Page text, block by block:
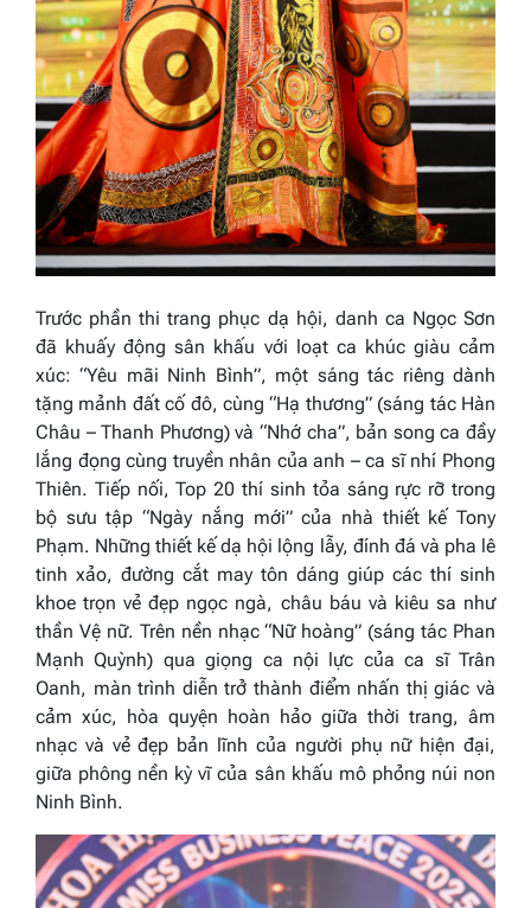
Trước phần thi trang phục dạ hội, danh ca Ngọc Sơn
đã khuấy động sân khấu với loạt ca khúc giàu cảm
xúc:“Yêu mãi Ninh Bình”, một sáng tác riêng dành
tặng mảnh đất cố đô, cùng“Hạ thương”(sáng tác Hàn
Châu – Thanh Phương) và “Nhớ cha”, bản song ca đầy
lắng đọng cùng truyền nhân của anh – ca sĩ nhí Phong
Thiên. Tiếp nối, Top 20 thí sinh tỏa sáng rực rỡ trong
bộ sưu tập“Ngày nắng mới”của nhà thiết kế Tony
Phạm. Những thiết kế dạ hội lộng lẫy, đính đá và pha lê
tinh xảo, đường cắt may tôn dáng giúp các thí sinh
khoe trọn vẻ đẹp ngọc ngà, châu báu và kiêu sa như
thần Vệ nữ. Trên nền nhạc“Nữ hoàng” (sáng tác Phan
Mạnh Quỳnh) qua giọng ca nội lực của ca sĩ Trân
Oanh, màn trình diễn trở thành điểm nhấn thị giác và
cảm xúc, hòa quyện hoàn hảo giữa thời trang, âm
nhạc và vẻ đẹp bản lĩnh của người phụ nữ hiện đại,
giữa phông nền kỳ vĩ của sân khấu mô phỏng núi non
Ninh Bình.